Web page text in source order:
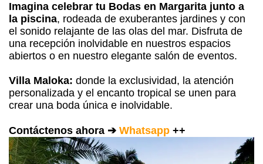
Imagina celebrar tu Bodas en Margarita junto a
la piscina, rodeada de exuberantes jardines y con
el sonido relajante de las olas del mar. Disfruta de
una recepción inolvidable en nuestros espacios
abiertos o en nuestro elegante salón de eventos.
Villa Maloka: donde la exclusividad, la atención
personalizada y el encanto tropical se unen para
crear una boda única e inolvidable.
Contáctenos ahora ➔ Whatsapp ++